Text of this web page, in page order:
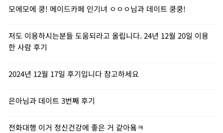
모에모에 쿵! 메이드카페 인기녀 ㅇㅇㅇ님과 데이트 쿵쿵!
저도 이용하시는분들 도움되라고 올립니다. 24년 12월 20일 이용
한 사람 후기
2024년 12월 17일 후기입니다 참고하세요
은아님과 데이트 3번째 후기
전화대행 이거 정신건강에 좋은 거 같아욬ㅋ